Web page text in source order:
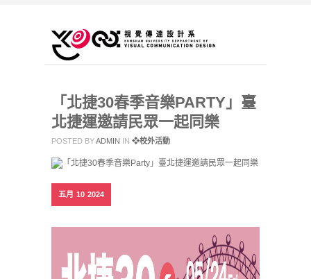
「北捷30春季音樂PARTY」臺
北捷運邀請民眾一起同樂
POSTED BYADMIN IN ❖校外活動
五月 10 2024